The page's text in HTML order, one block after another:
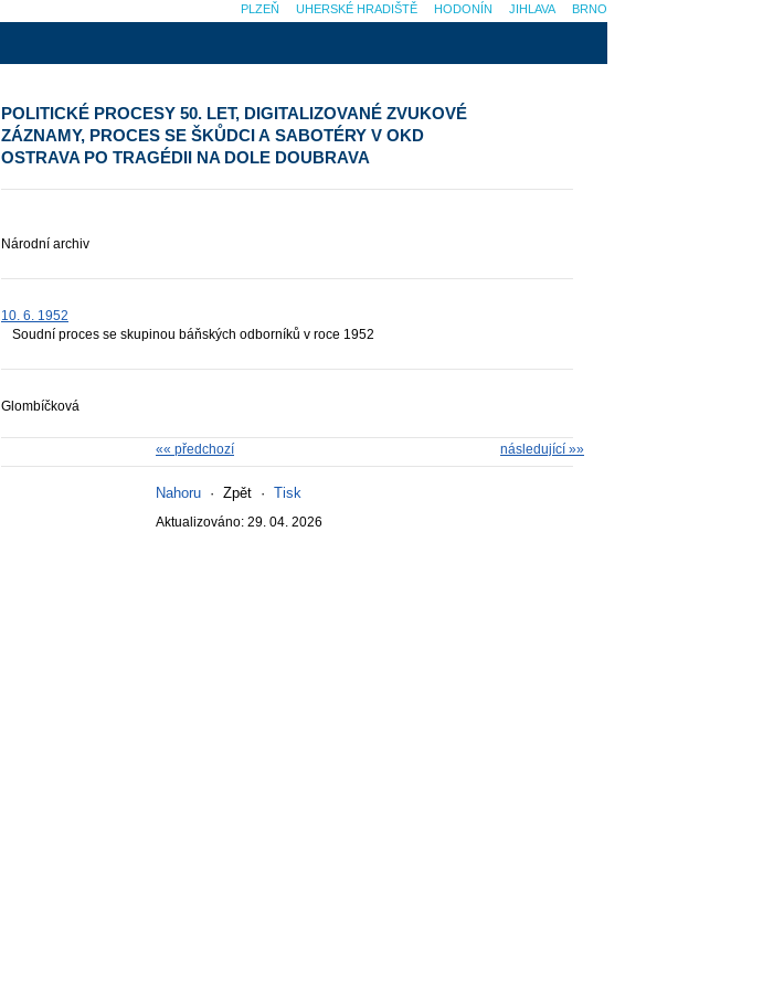
POLITICKÉ PROCESY 50. LET, DIGITALIZOVANÉ ZVUKOVÉ
ZÁZNAMY, PROCES SE ŠKŮDCI A SABOTÉRY V OKD
OSTRAVA PO TRAGÉDII NA DOLE DOUBRAVA
Národní archiv
10. 6. 1952
Soudní proces se skupinou báňských odborníků v roce 1952
Glombíčková
následující »»
«« předchozí
Nahoru · Zpět · Tisk
Aktualizováno: 29. 04. 2026
BRNO
JIHLAVA
HODONÍN
UHERSKÉ HRADIŠTĚ
PLZEŇ